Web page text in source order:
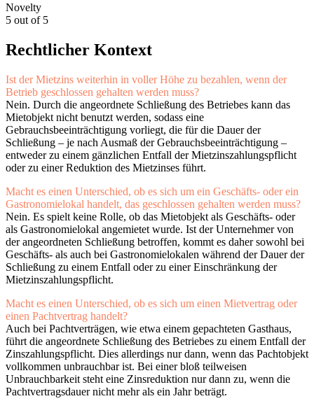
Novelty
5 out of 5
Rechtlicher Kontext
Ist der Mietzins weiterhin in voller Höhe zu bezahlen, wenn der
Betrieb geschlossen gehalten werden muss?
Nein. Durch die angeordnete Schließung des Betriebes kann das
Mietobjekt nicht benutzt werden, sodass eine
Gebrauchsbeeinträchtigung vorliegt, die für die Dauer der
Schließung – je nach Ausmaß der Gebrauchsbeeinträchtigung –
entweder zu einem gänzlichen Entfall der Mietzinszahlungspflicht
oder zu einer Reduktion des Mietzinses führt.
Macht es einen Unterschied, ob es sich um ein Geschäfts- oder ein
Gastronomielokal handelt, das geschlossen gehalten werden muss?
Nein. Es spielt keine Rolle, ob das Mietobjekt als Geschäfts- oder
als Gastronomielokal angemietet wurde. Ist der Unternehmer von
der angeordneten Schließung betroffen, kommt es daher sowohl bei
Geschäfts- als auch bei Gastronomielokalen während der Dauer der
Schließung zu einem Entfall oder zu einer Einschränkung der
Mietzinszahlungspflicht.
Macht es einen Unterschied, ob es sich um einen Mietvertrag oder
einen Pachtvertrag handelt?
Auch bei Pachtverträgen, wie etwa einem gepachteten Gasthaus,
führt die angeordnete Schließung des Betriebes zu einem Entfall der
Zinszahlungspflicht. Dies allerdings nur dann, wenn das Pachtobjekt
vollkommen unbrauchbar ist. Bei einer bloß teilweisen
Unbrauchbarkeit steht eine Zinsreduktion nur dann zu, wenn die
Pachtvertragsdauer nicht mehr als ein Jahr beträgt.